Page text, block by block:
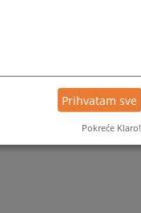
Prihvatam sve
Pokreće Klaro!